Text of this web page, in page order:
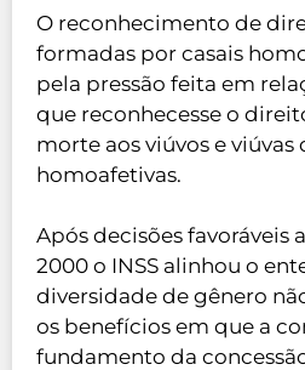
O reconhecimento de
formadas por casais
pela pressão feita em
que reconhecesse o
morte aos viúvos e viúvas
homoafetivas.
Após decisões favoráveis
2000 o INSS alinhou o
diversidade de gênero
os benefícios em que a
fundamento da